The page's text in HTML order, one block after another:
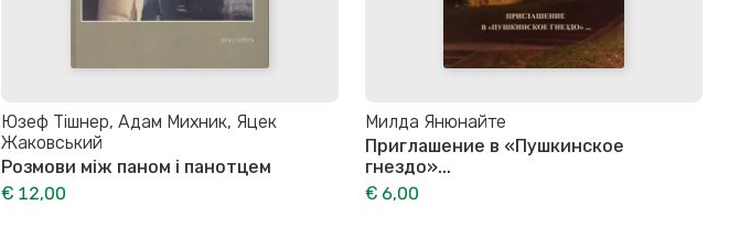
Юзеф Тішнер, Адам Михник, Яцек
Жаковський
Розмови між паном і панотцем
€ 12,00
Милда Янюнайте
Приглашение в «Пушкинское
гнездо»...
€ 6,00